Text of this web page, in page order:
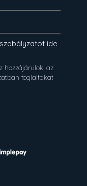
ide
hozzájárulok, az